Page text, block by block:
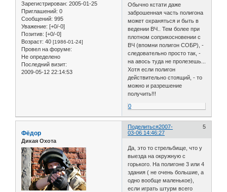
Зарегистрирован: 2005-01-25
Приглашений: 0
Сообщений: 995
Уважение: [+0/-0]
Позитив: [+0/-0]
Возраст: 40 [1986-01-24]
Провел на форуме:
Не определено
Последний визит:
2009-05-12 22:14:53
Обычно кстати даже
заброшенная часть полигона
может охраняться и быть в
ведении ВЧ.. Тем более при
плотном соприкосновении с
ВЧ (впомни полигон СОБР), -
следовательно просто так, -
на авось туда не пролезешь...
Хотя если полигон
действительно стоящий, - то
можно и разрешение
получить!!!
0
Поделиться 5
2007-
03-06 14:46:27
Фёдор
Дикая Охота
Да, это то стрельбище, что у
выезда на окружную с
горького. На полигоне 3 или 4
здания ( не очень большие, а
одно вообще маленькое),
если играть штурм всего